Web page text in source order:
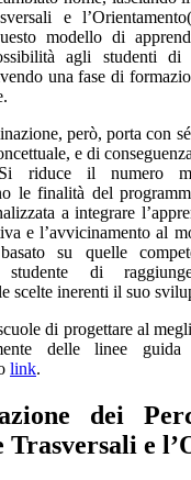
e
modello di
agli studenti di
una fase di
però, porta con
e di
riduce il numero
le finalità del
a integrare
e l’avvicinamento al
su quelle
studente di
scelte inerenti il suo
di progettare al
delle linee
link.
dei
Trasversali e